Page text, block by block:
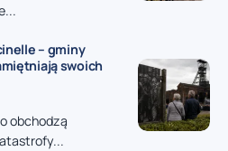
– gminy
swoich
obchodzą